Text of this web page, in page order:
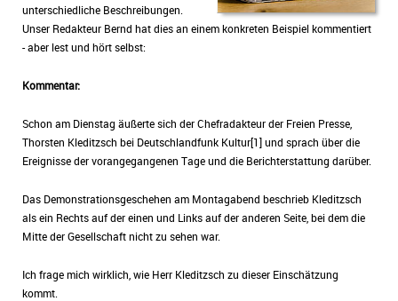
unterschiedliche Beschreibungen.
Unser Redakteur Bernd hat dies an einem konkreten Beispiel kommentiert
- aber lest und hört selbst:
Kommentar:
Schon am Dienstag äußerte sich der Chefradakteur der Freien Presse,
Thorsten Kleditzsch bei Deutschlandfunk Kultur[1] und sprach über die
Ereignisse der vorangegangenen Tage und die Berichterstattung darüber.
Das Demonstrationsgeschehen am Montagabend beschrieb Kleditzsch
als ein Rechts auf der einen und Links auf der anderen Seite, bei dem die
Mitte der Gesellschaft nicht zu sehen war.
Ich frage mich wirklich, wie Herr Kleditzsch zu dieser Einschätzung
kommt.